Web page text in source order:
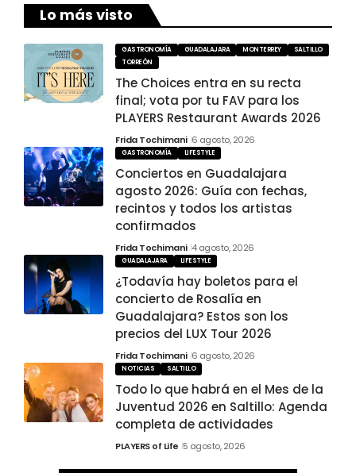
Lo más visto
GASTRONOMÍA GUADALAJARA MONTERREY
SALTILLO
TORREÓN
The Choices entra en su recta
final; vota por tu FAV para los
PLAYERS Restaurant Awards 2026
Frida Tochimani 6 agosto, 2026
GASTRONOMÍA LIFESTYLE
Conciertos en Guadalajara
agosto 2026: Guía con fechas,
recintos y todos los artistas
confirmados
Frida Tochimani 4 agosto, 2026
GUADALAJARA LIFESTYLE
¿Todavía hay boletos para el
concierto de Rosalía en
Guadalajara? Estos son los
precios del LUX Tour 2026
Frida Tochimani 6 agosto, 2026
NOTICIAS SALTILLO
Todo lo que habrá en el Mes de la
Juventud 2026 en Saltillo: Agenda
completa de actividades
PLAYERS of Life 5 agosto, 2026